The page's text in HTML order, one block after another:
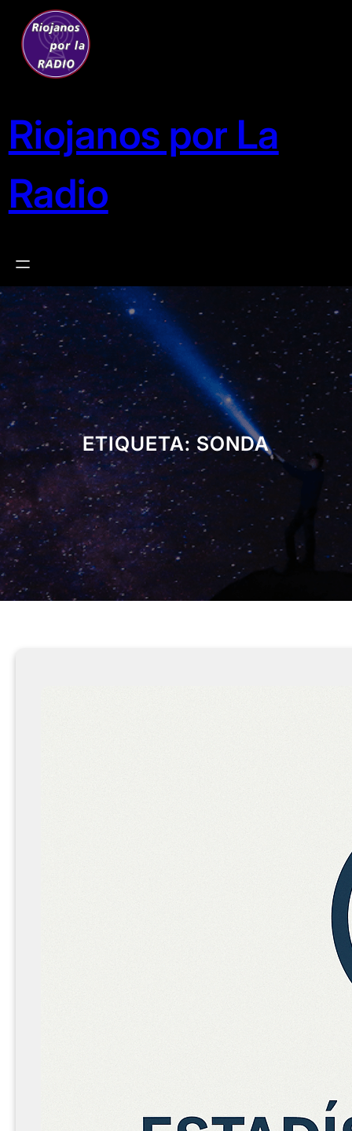
contenido
Riojanos por La
Radio
ETIQUETA:SONDA